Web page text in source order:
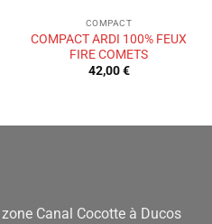
COMPACT
COMPACT ARDI 100% FEUX
FIRE COMETS
42,00€
Canal Cocotte à Ducos